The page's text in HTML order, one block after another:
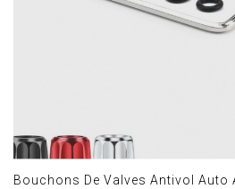
Bouchons De Valves Antivol Auto